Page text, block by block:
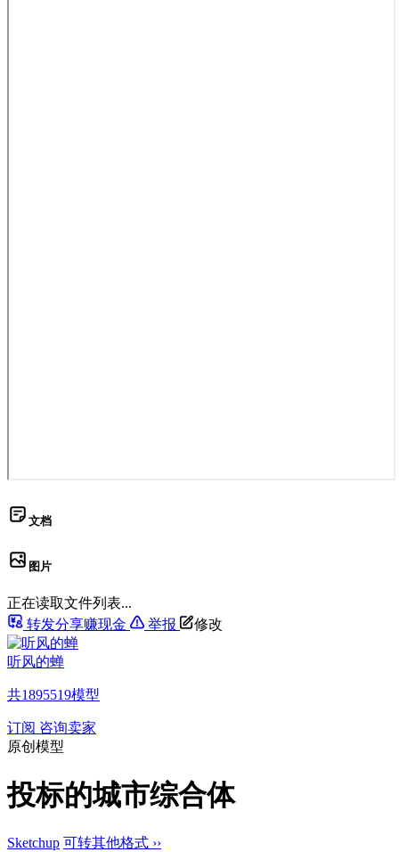
文档
图片
正在读取文件列表...
转发分享赚现金
举报 修改
听风的蝉
共1895519模型
订阅 咨询卖家
原创模型
投标的城市综合体
Sketchup 可转其他格式 ››